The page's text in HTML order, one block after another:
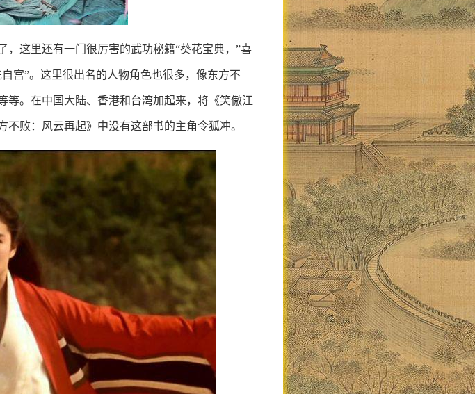
，这里还有一门很厉害的武功秘籍“葵花宝典，”喜
宫”。这里很出名的人物角色也很多，像东方不
等。在中国大陆、香港和台湾加起来，将《笑傲江
败：风云再起》中没有这部书的主角令狐冲。